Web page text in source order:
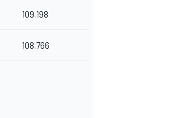
109.198
108.766